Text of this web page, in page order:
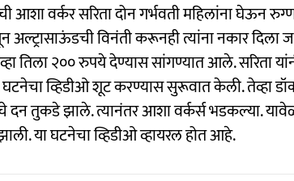
आशा वर्कर सरिता दोन गर्भवती महिलांना घेऊन
विनंती करूनही त्यांना नकार दिला
तिला २०० रुपये देण्यास सांगण्यात आले. सरिता
व्हिडीओ शूट करण्यास सुरूवात केली. तेव्हा
तुकडे झाले. त्यानंतर आशा वर्कर्स भडकल्या.
या घटनेचा व्हिडीओ व्हायरल होत आहे.